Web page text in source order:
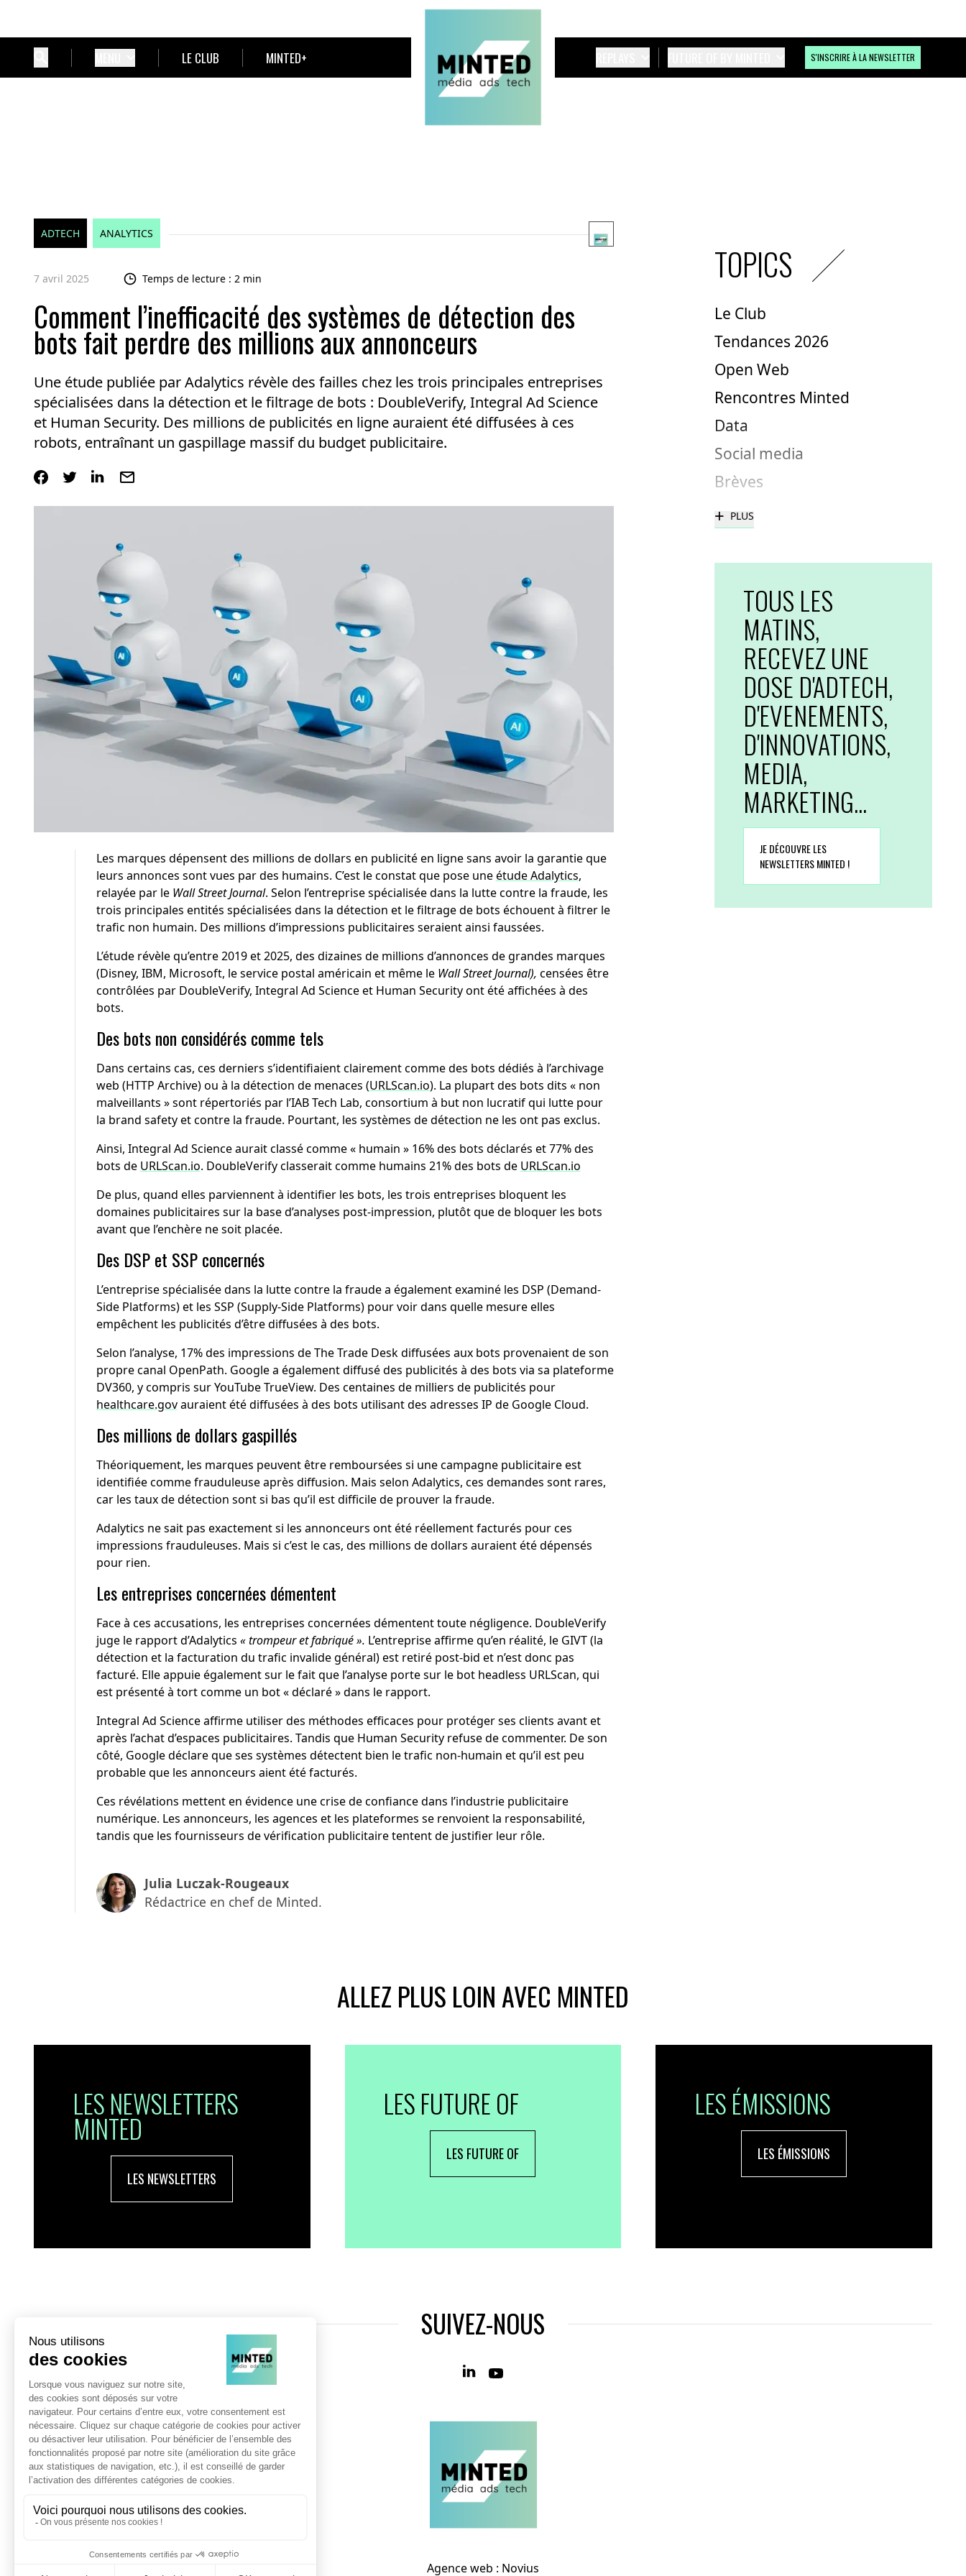
LE CLUB MINTED+ S'INSCRIRE À LA NEWSLETTER
ADTECH ANALYTICS
7 avril 2025 Temps de lecture : 2 min
Comment l’inefficacité des systèmes de détection des
bots fait perdre des millions aux annonceurs
Une étude publiée par Adalytics révèle des failles chez les trois principales entreprises
spécialisées dans la détection et le filtrage de bots : DoubleVerify, Integral Ad Science
et Human Security. Des millions de publicités en ligne auraient été diffusées à ces
robots, entraînant un gaspillage massif du budget publicitaire.
Les marques dépensent des millions de dollars en publicité en ligne sans avoir la garantie que
leurs annonces sont vues par des humains. C’est le constat que pose uneétude Adalytics,
relayée par le Wall Street Journal. Selon l’entreprise spécialisée dans la lutte contre la fraude, les
trois principales entités spécialisées dans la détection et le filtrage de bots échouent à filtrer le
trafic non humain. Des millions d’impressions publicitaires seraient ainsi faussées.
L’étude révèle qu’entre 2019 et 2025, des dizaines de millions d’annonces de grandes marques
(Disney, IBM, Microsoft, le service postal américain et même leWall Street Journal), censées être
contrôlées par DoubleVerify, Integral Ad Science et Human Security ont été affichées à des
bots.
Des bots non considérés comme tels
Dans certains cas, ces derniers s’identifiaient clairement comme des bots dédiés à l’archivage
web (HTTP Archive) ou à la détection de menaces (URLScan.io). La plupart des bots dits « non
malveillants » sont répertoriés par l’IAB Tech Lab, consortium à but non lucratif qui lutte pour
la brand safety et contre la fraude. Pourtant, les systèmes de détection ne les ont pas exclus.
Ainsi, Integral Ad Science aurait classé comme « humain » 16% des bots déclarés et 77% des
bots de URLScan.io. DoubleVerify classerait comme humains 21% des bots de URLScan.io
De plus, quand elles parviennent à identifier les bots, les trois entreprises bloquent les
domaines publicitaires sur la base d’analyses post-impression, plutôt que de bloquer les bots
avant que l’enchère ne soit placée.
Des DSP et SSP concernés
L’entreprise spécialisée dans la lutte contre la fraude a également examiné les DSP (Demand-
Side Platforms) et les SSP (Supply-Side Platforms) pour voir dans quelle mesure elles
empêchent les publicités d’être diffusées à des bots.
Selon l’analyse, 17% des impressions de The Trade Desk diffusées aux bots provenaient de son
propre canal OpenPath. Google a également diffusé des publicités à des bots via sa plateforme
DV360, y compris sur YouTube TrueView. Des centaines de milliers de publicités pour
healthcare.govauraient été diffusées à des bots utilisant des adresses IP de Google Cloud.
Des millions de dollars gaspillés
Théoriquement, les marques peuvent être remboursées si une campagne publicitaire est
identifiée comme frauduleuse après diffusion. Mais selon Adalytics, ces demandes sont rares,
car les taux de détection sont si bas qu’il est difficile de prouver la fraude.
Adalytics ne sait pas exactement si les annonceurs ont été réellement facturés pour ces
impressions frauduleuses. Mais si c’est le cas, des millions de dollars auraient été dépensés
pour rien.
Les entreprises concernées démentent
Face à ces accusations, les entreprises concernées démentent toute négligence. DoubleVerify
juge le rapport d’Adalytics « trompeur et fabriqué ». L’entreprise affirme qu’en réalité, le GIVT (la
détection et la facturation du trafic invalide général) est retiré post-bid et n’est donc pas
facturé. Elle appuie également sur le fait que l’analyse porte sur le bot headless URLScan, qui
est présenté à tort comme un bot « déclaré » dans le rapport.
Integral Ad Science affirme utiliser des méthodes efficaces pour protéger ses clients avant et
après l’achat d’espaces publicitaires. Tandis que Human Security refuse de commenter. De son
côté, Google déclare que ses systèmes détectent bien le trafic non-humain et qu’il est peu
probable que les annonceurs aient été facturés.
Ces révélations mettent en évidence une crise de confiance dans l’industrie publicitaire
numérique. Les annonceurs, les agences et les plateformes se renvoient la responsabilité,
tandis que les fournisseurs de vérification publicitaire tentent de justifier leur rôle.
Julia Luczak-Rougeaux
Rédactrice en chef de Minted.
TOPICS
Le Club
Tendances 2026
Open Web
Rencontres Minted
Data
Social media
Brèves
+ PLUS
TOUS LES
MATINS,
RECEVEZ UNE
DOSE D'ADTECH,
D'EVENEMENTS,
D'INNOVATIONS,
MEDIA,
MARKETING...
JE DÉCOUVRE LES
NEWSLETTERS MINTED !
ALLEZ PLUS LOIN AVEC MINTED
LES NEWSLETTERS
MINTED
LES NEWSLETTERS
LES FUTURE OF
LES FUTURE OF
LES ÉMISSIONS
LES ÉMISSIONS
SUIVEZ-NOUS
Agence web : Novius